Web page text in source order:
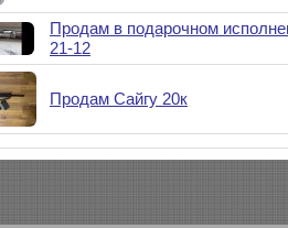
Продам в подарочном
21-12
Продам Сайгу 20к